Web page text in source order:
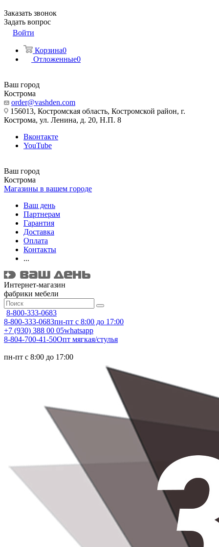
Заказать звонок
Задать вопрос
Войти
Корзина0
Отложенные0
Ваш город
Кострома
order@vashden.com
156013, Костромская область, Костромской район, г.
Кострома, ул. Ленина, д. 20, Н.П. 8
Вконтакте
YouTube
Ваш город
Кострома
Магазины в вашем городе
Ваш день
Партнерам
Гарантия
Доставка
Оплата
Контакты
...
Интернет-магазин
фабрики мебели
8-800-333-0683
8-800-333-0683пн-пт с 8:00 до 17:00
+7 (930) 388 00 05whatsapp
8-804-700-41-50Опт мягкая/стулья
пн-пт с 8:00 до 17:00